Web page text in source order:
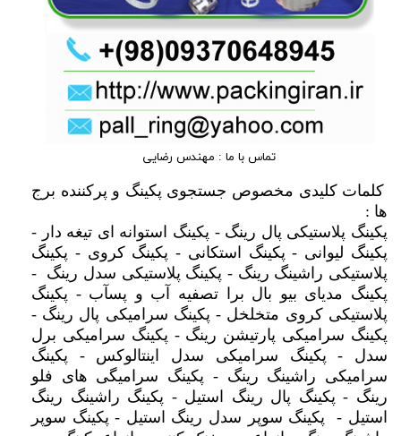
تماس با ما : مهندس رضایی
کلمات کلیدی مخصوص جستجوی پکینگ و پرکننده برج
ها :
پکینگ پلاستیکی پال رینگ - پکینگ استوانه ای تیغه دار -
پکینگ لیوانی - پکینگ استکانی - پکینگ کروی - پکینگ
پلاستیکی راشینگ رینگ - پکینگ پلاستیکی سدل رینگ -
پکینگ مدیای بیو بال برا تصفیه آب و پسآب - پکینگ
پلاستیکی کروی متخلخل - پکینگ سرامیکی پال رینگ -
پکینگ سرامیکی پارتیشن رینگ - پکینگ سرامیکی برل
سدل - پکینگ سرامیکی سدل اینتالوکس - پکینگ
سرامیکی راشینگ رینگ - پکینگ سرامیگی های فلو
رینگ - پکینگ پال رینگ استیل - پکینگ راشینگ رینگ
استیل - پکینگ سوپر سدل رینگ استیل - پکینگ سوپر